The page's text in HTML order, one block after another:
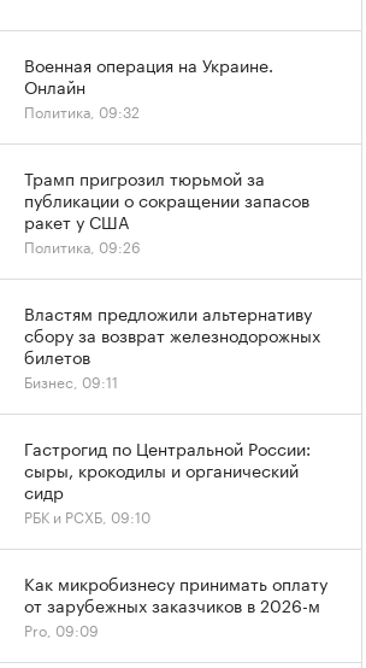
Военная операция на Украине.
Онлайн
Политика, 09:32
Трамп пригрозил тюрьмой за
публикации о сокращении запасов
ракет у США
Политика, 09:26
Властям предложили альтернативу
сбору за возврат железнодорожных
билетов
Бизнес, 09:11
Гастрогид по Центральной России:
сыры, крокодилы и органический
сидр
РБК и РСХБ, 09:10
Как микробизнесу принимать оплату
от зарубежных заказчиков в 2026-м
Pro, 09:09